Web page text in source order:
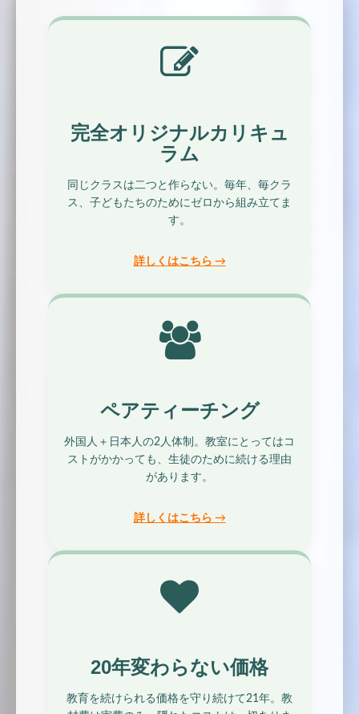
完全オリジナルカリキュ
ラム
同じクラスは二つと作らない。毎年、毎クラ
ス、子どもたちのためにゼロから組み立てま
す。
詳しくはこちら →
ペアティーチング
外国人＋日本人の2人体制。教室にとってはコ
ストがかかっても、生徒のために続ける理由
があります。
詳しくはこちら →
20年変わらない価格
教育を続けられる価格を守り続けて21年。教